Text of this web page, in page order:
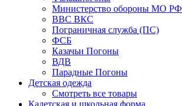
Министерство обороны МО РФ
ВВС ВКС
Пограничная служба (ПС)
ФСБ
Казачьи Погоны
ВДВ
Парадные Погоны
Детская одежда
Смотреть все товары
Кадетская и школьная форма